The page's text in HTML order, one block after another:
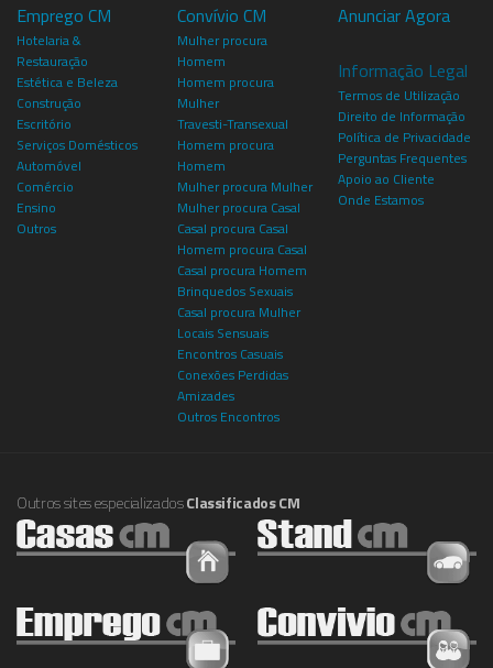
Emprego CM
Hotelaria &
Restauração
Estética e Beleza
Construção
Escritório
Serviços Domésticos
Automóvel
Comércio
Ensino
Outros
Convívio CM
Mulher procura
Homem
Homem procura
Mulher
Travesti-Transexual
Homem procura
Homem
Mulher procura Mulher
Mulher procura Casal
Casal procura Casal
Homem procura Casal
Casal procura Homem
Brinquedos Sexuais
Casal procura Mulher
Locais Sensuais
Encontros Casuais
Conexões Perdidas
Amizades
Outros Encontros
Anunciar Agora
Informação Legal
Termos de Utilização
Direito de Informação
Política de Privacidade
Perguntas Frequentes
Apoio ao Cliente
Onde Estamos
Outros sites especializadosClassificados CM